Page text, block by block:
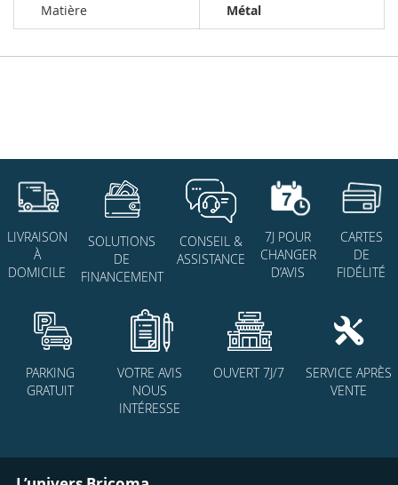
Matière Métal
LIVRAISON
À
DOMICILE
SOLUTIONS
DE
FINANCEMENT
CONSEIL &
ASSISTANCE
7J POUR
CHANGER
D’AVIS
CARTES
DE
FIDÉLITÉ
PARKING
GRATUIT
VOTRE AVIS
NOUS
INTÉRESSE
OUVERT 7J/7
SERVICE APRÈS
VENTE